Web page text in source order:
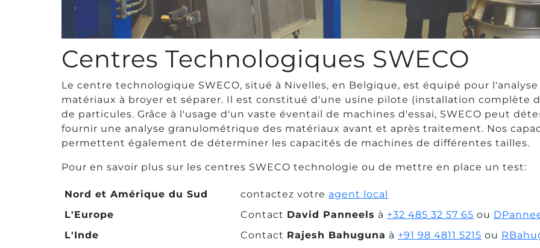
Centres Technologiques SWECO
Le centre technologique SWECO, situé à Nivelles, en Belgique, est équipé pour
matériaux à broyer et séparer. Il est constitué d'une usine pilote (installation complète
de particules. Grâce à l'usage d'un vaste éventail de machines d'essai, SWECO peut
fournir une analyse granulométrique des matériaux avant et après traitement. Nos
permettent également de déterminer les capacités de machines de différentes tailles.
Pour en savoir plus sur les centres SWECO technologie ou de mettre en place un test:
Nord et Amérique du Sud contactez votre agent local
L'Europe
Contact David Panneels à +32 485 32 57 65 ou
L'Inde
Contact Rajesh Bahuguna à +91 98 4811 5215 ou